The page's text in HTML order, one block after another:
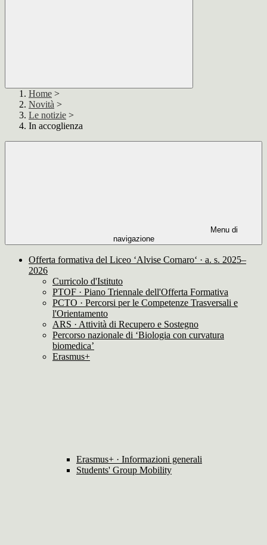
Home >
Novità >
Le notizie >
In accoglienza
Menu di
navigazione
Offerta formativa del Liceo ‘Alvise Cornaro‘ · a. s. 2025–
2026
Curricolo d'Istituto
PTOF · Piano Triennale dell'Offerta Formativa
PCTO · Percorsi per le Competenze Trasversali e
l'Orientamento
ARS · Attività di Recupero e Sostegno
Percorso nazionale di ‘Biologia con curvatura
biomedica’
Erasmus+
Erasmus+ · Informazioni generali
Students' Group Mobility